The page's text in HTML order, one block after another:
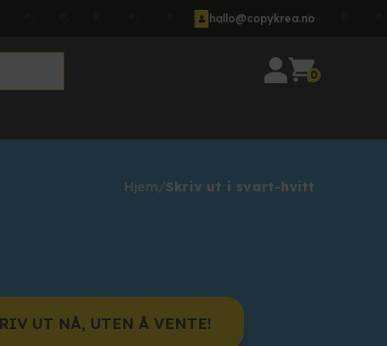
hallo@copykrea.no
0
Hjem Skriv ut i svart-hvitt
UT NÅ, UTEN Å VENTE!